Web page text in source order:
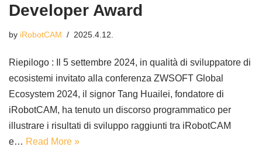
Developer Award
by iRobotCAM 2025.4.12.
Riepilogo : Il 5 settembre 2024, in qualità di sviluppatore di
ecosistemi invitato alla conferenza ZWSOFT Global
Ecosystem 2024, il signor Tang Huailei, fondatore di
iRobotCAM, ha tenuto un discorso programmatico per
illustrare i risultati di sviluppo raggiunti tra iRobotCAM
e… Read More »